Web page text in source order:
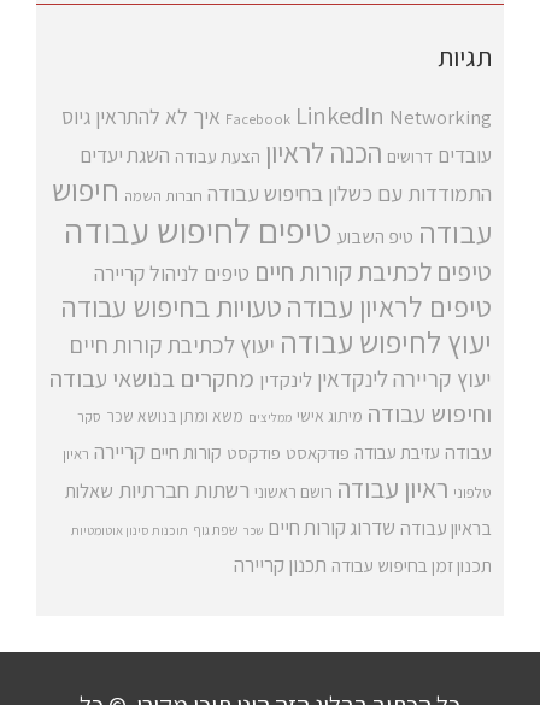
תגיות
Facebook LinkedIn Networking איך לא להתראין גיוס
עובדים דרושים הכנה לראיון הצעת עבודה השגת יעדים
התמודדות עם כשלון בחיפוש עבודה חברות השמה חיפוש
עבודה טיפ השבוע טיפים לחיפוש עבודה
טיפים לכתיבת קורות חיים טיפים לניהול קריירה
טיפים לראיון עבודהטעויות בחיפוש עבודה
יעוץ לחיפוש עבודה יעוץ לכתיבת קורות חיים
יעוץ קריירה לינקדאין לינקדין מחקרים בנושאי עבודה
וחיפוש עבודה מיתוג אישי ממליצים משא ומתן בנושא שכר סקר
עבודה עזיבת עבודה פודקאסט פודקסט קורות חיים קריירה ראיון
טלפוני ראיון עבודה רושם ראשוני רשתות חברתיות שאלות
בראיון עבודה שדרוג קורות חיים שכר שפת גוף תוכנות סינון אוטומטיות
תכנון זמן בחיפוש עבודה תכנון קריירה